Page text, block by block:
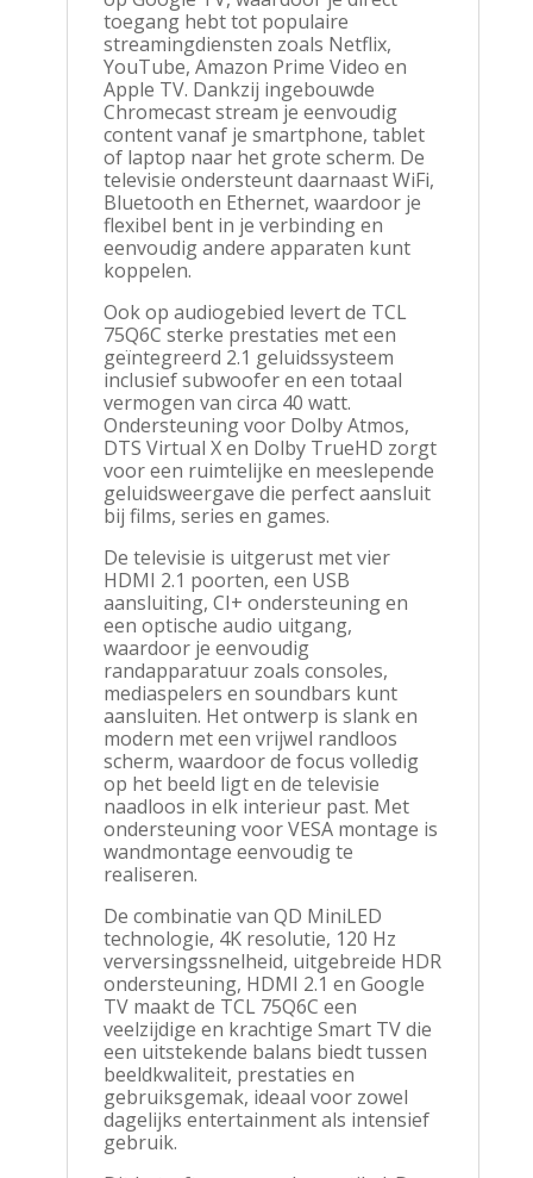
toegang hebt tot populaire
streamingdiensten zoals Netflix,
YouTube, Amazon Prime Video en
Apple TV. Dankzij ingebouwde
Chromecast stream je eenvoudig
content vanaf je smartphone, tablet
of laptop naar het grote scherm. De
televisie ondersteunt daarnaast WiFi,
Bluetooth en Ethernet, waardoor je
flexibel bent in je verbinding en
eenvoudig andere apparaten kunt
koppelen.
Ook op audiogebied levert de TCL
75Q6C sterke prestaties met een
geïntegreerd 2.1 geluidssysteem
inclusief subwoofer en een totaal
vermogen van circa 40 watt.
Ondersteuning voor Dolby Atmos,
DTS Virtual X en Dolby TrueHD zorgt
voor een ruimtelijke en meeslepende
geluidsweergave die perfect aansluit
bij films, series en games.
De televisie is uitgerust met vier
HDMI 2.1 poorten, een USB
aansluiting, CI+ ondersteuning en
een optische audio uitgang,
waardoor je eenvoudig
randapparatuur zoals consoles,
mediaspelers en soundbars kunt
aansluiten. Het ontwerp is slank en
modern met een vrijwel randloos
scherm, waardoor de focus volledig
op het beeld ligt en de televisie
naadloos in elk interieur past. Met
ondersteuning voor VESA montage is
wandmontage eenvoudig te
realiseren.
De combinatie van QD MiniLED
technologie, 4K resolutie, 120 Hz
verversingssnelheid, uitgebreide HDR
ondersteuning, HDMI 2.1 en Google
TV maakt de TCL 75Q6C een
veelzijdige en krachtige Smart TV die
een uitstekende balans biedt tussen
beeldkwaliteit, prestaties en
gebruiksgemak, ideaal voor zowel
dagelijks entertainment als intensief
gebruik.